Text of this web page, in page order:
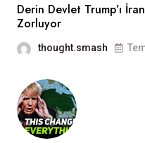
Derin Devlet Trump’ı
Zorluyor
thought.smash